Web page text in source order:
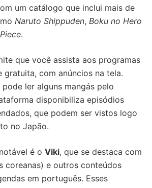
um catálogo que inclui mais de
Naruto Shippuden, Boku no Hero
.
que você assista aos programas
gratuita, com anúncios na tela.
ler alguns mangás pelo
disponibiliza episódios
que podem ser vistos logo
no Japão.
é o Viki, que se destaca com
coreanas) e outros conteúdos
em português. Esses